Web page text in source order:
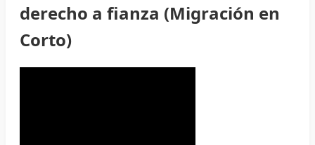
derecho a fianza (Migración en
Corto)